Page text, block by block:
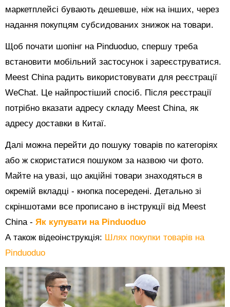
маркетплейсі бувають дешевше, ніж на інших, через
надання покупцям субсидованих знижок на товари.
Щоб почати шопінг на Pinduoduo, спершу треба
встановити мобільний застосунок і зареєструватися.
Meest China радить використовувати для реєстрації
WeChat. Це найпростіший спосіб. Після реєстрації
потрібно вказати адресу складу Meest China, як
адресу доставки в Китаї.
Далі можна перейти до пошуку товарів по категоріях
або ж скористатися пошуком за назвою чи фото.
Майте на увазі, що акційні товари знаходяться в
окремій вкладці - кнопка посередені. Детально зі
скріншотами все прописано в інструкції від Meest
China - Як купувати на Pinduoduo
А також відеоінструкція: Шлях покупки товарів на
Pinduoduo